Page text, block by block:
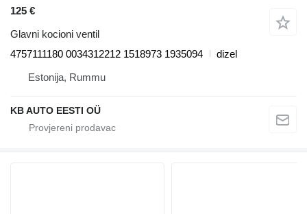
125 €
Glavni kocioni ventil
4757111180 0034312212 1518973 1935094
dizel
Estonija, Rummu
KB AUTO EESTI OÜ